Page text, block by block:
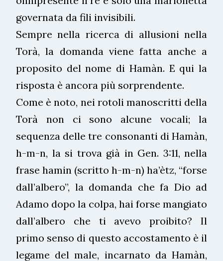
governata da fili invisibili.
Sempre nella ricerca di allusioni nella
Torà, la domanda viene fatta anche a
proposito del nome di Hamàn. E qui la
risposta è ancora più sorprendente.
Come è noto, nei rotoli manoscritti della
Torà non ci sono alcune vocali; la
sequenza delle tre consonanti di Hamàn,
h-m-n, la si trova già in Gen. 3:11, nella
frase hamin (scritto h-m-n) ha’ètz, “forse
dall’albero”, la domanda che fa Dio ad
Adamo dopo la colpa, hai forse mangiato
dall’albero che ti avevo proibito? Il
primo senso di questo accostamento è il
legame del male, incarnato da Hamàn,